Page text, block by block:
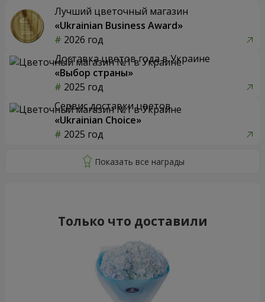
Лучший цветочный магазин
«Ukrainian Business Award»
2026 год
Доставка цветов года в Украине
«Выбор страны»
2025 год
Сервис доставки цветов
«Ukrainian Choice»
2025 год
Только что доставили